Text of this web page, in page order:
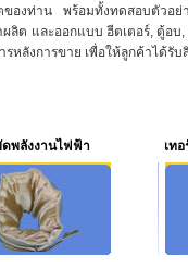
องท่าน พร้อมทั้งทดสอบตัวอย่
ผลิต และออกแบบ ฮีตเตอร์, ตู้อ
หลังการขาย เพื่อให้ลูกค้าได้รั
พลังงานไฟฟ้า เท